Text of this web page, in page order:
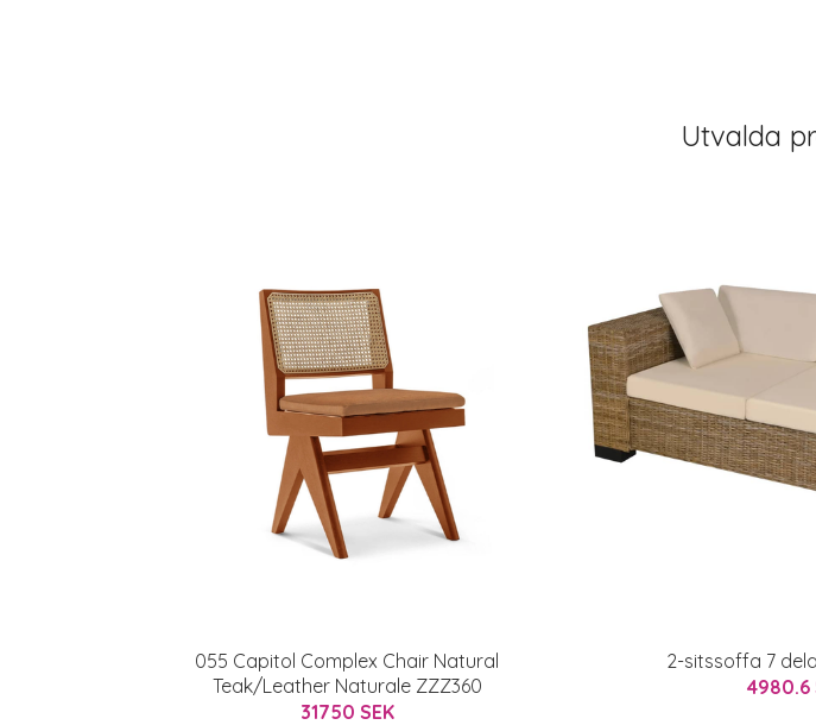
Utvalda
055 Capitol Complex Chair Natural
Teak/Leather Naturale ZZZ360
31750 SEK
2-sitssoffa 7
4980.6